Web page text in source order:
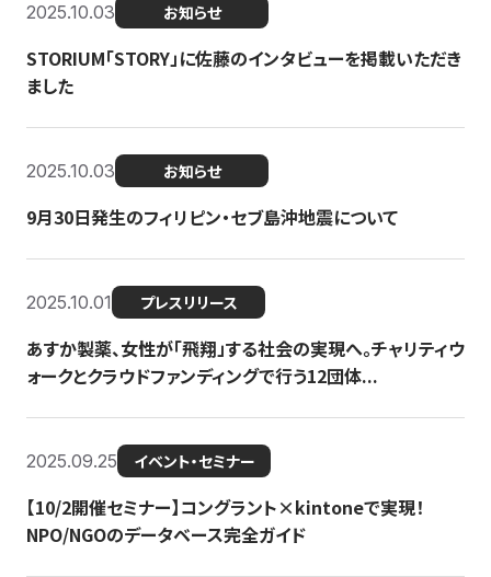
2025.10.03 お知らせ
STORIUM「STORY」に佐藤のインタビューを掲載いただき
ました
2025.10.03 お知らせ
9月30日発生のフィリピン・セブ島沖地震について
2025.10.01 プレスリリース
あすか製薬、女性が「飛翔」する社会の実現へ。チャリティウ
ォークとクラウドファンディングで行う12団体...
2025.09.25 イベント・セミナー
【10/2開催セミナー】コングラント×kintoneで実現！
NPO/NGOのデータベース完全ガイド